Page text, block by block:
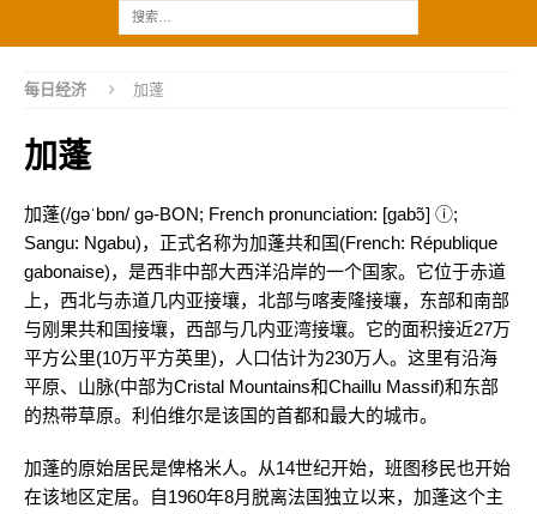
每日经济 加蓬
加蓬
加蓬(/ɡəˈbɒn/ gə-BON; French pronunciation: [ɡabɔ̃] ⓘ;
Sangu: Ngabu)，正式名称为加蓬共和国(French: République
gabonaise)，是西非中部大西洋沿岸的一个国家。它位于赤道
上，西北与赤道几内亚接壤，北部与喀麦隆接壤，东部和南部
与刚果共和国接壤，西部与几内亚湾接壤。它的面积接近27万
平方公里(10万平方英里)，人口估计为230万人。这里有沿海
平原、山脉(中部为Cristal Mountains和Chaillu Massif)和东部
的热带草原。利伯维尔是该国的首都和最大的城市。
加蓬的原始居民是俾格米人。从14世纪开始，班图移民也开始
在该地区定居。自1960年8月脱离法国独立以来，加蓬这个主